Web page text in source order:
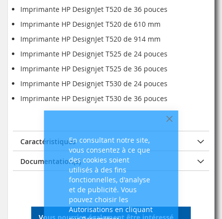
Fermer
En consultant notre site,
vous consentez à ce que
des cookies soient
utilisés à des fins
fonctionnelles, d'analyse
et de publicité. Vous
pouvez choisir les
Autorisations en cliquant
Imprimante HP DesignJet T520 de 36 pouces
Imprimante HP DesignJet T520 de 610 mm
Imprimante HP DesignJet T520 de 914 mm
Imprimante HP Designjet T525 de 24 pouces
Imprimante HP Designjet T525 de 36 pouces
Imprimante HP Designjet T530 de 24 pouces
Imprimante HP Designjet T530 de 36 pouces
Caractéristiques
Documentation(s)